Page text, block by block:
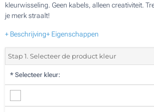
kleurwisseling. Geen kabels, alleen creativiteit.
je merk straalt!
+ Beschrijving+ Eigenschappen
Stap 1. Selecteer de product kleur
* Selecteer kleur: